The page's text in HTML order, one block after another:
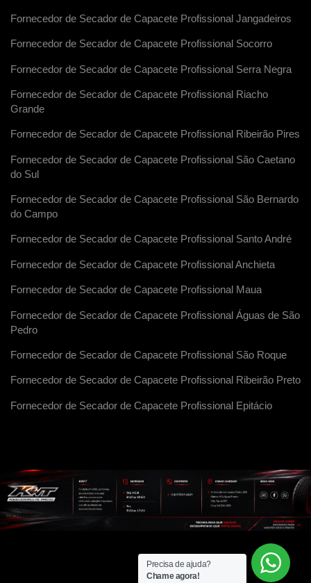
Fornecedor de Secador de Capacete Profissional Jangadeiros
Fornecedor de Secador de Capacete Profissional Socorro
Fornecedor de Secador de Capacete Profissional Serra Negra
Fornecedor de Secador de Capacete Profissional Riacho
Grande
Fornecedor de Secador de Capacete Profissional Ribeirão Pires
Fornecedor de Secador de Capacete Profissional São Caetano
do Sul
Fornecedor de Secador de Capacete Profissional São Bernardo
do Campo
Fornecedor de Secador de Capacete Profissional Santo André
Fornecedor de Secador de Capacete Profissional Anchieta
Fornecedor de Secador de Capacete Profissional Maua
Fornecedor de Secador de Capacete Profissional Águas de São
Pedro
Fornecedor de Secador de Capacete Profissional São Roque
Fornecedor de Secador de Capacete Profissional Ribeirão Preto
Fornecedor de Secador de Capacete Profissional Epitácio
Precisa de ajuda?
Chame agora!